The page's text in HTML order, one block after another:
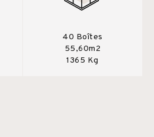
40 Boîtes
55,60m2
1365 Kg